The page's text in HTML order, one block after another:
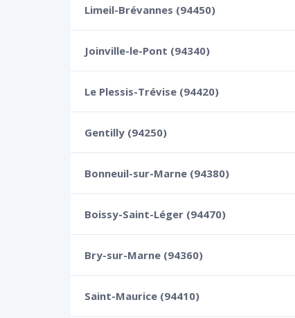
Limeil-Brévannes (94450)
Joinville-le-Pont (94340)
Le Plessis-Trévise (94420)
Gentilly (94250)
Bonneuil-sur-Marne (94380)
Boissy-Saint-Léger (94470)
Bry-sur-Marne (94360)
Saint-Maurice (94410)